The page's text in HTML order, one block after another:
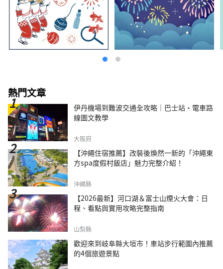
熱門文章
伊丹機場到難波交通全攻略｜巴士站・電車路
線圖文教學
大阪府
【沖繩住宿推薦】改裝後煥然一新的「沖繩東
方spa度假村飯店」魅力完整介紹！
沖繩縣
【2026最新】河口湖＆富士山煙火大會：日
程、看點與實用攻略完整指南
山梨縣
歡迎來到岐阜縣大垣市！車站步行範圍內推薦
的4個旅遊景點